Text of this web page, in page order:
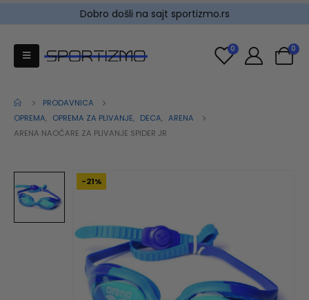
Dobro došli na sajt sportizmo.rs
0 0
PRODAVNICA
OPREMA, OPREMA ZA PLIVANJE, DECA, ARENA
ARENA NAOČARE ZA PLIVANJE SPIDER JR
-21%